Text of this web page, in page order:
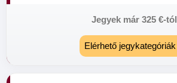
Jegyek már 325 €-tól
Elérhető jegykategóriák